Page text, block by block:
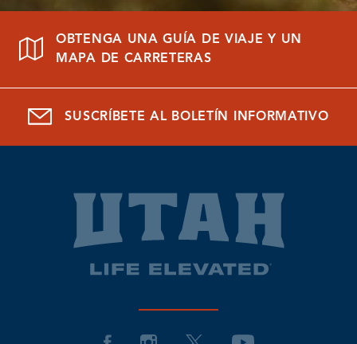
OBTENGA UNA GUÍA DE VIAJE Y UN
MAPA DE CARRETERAS
SUSCRÍBETE AL BOLETÍN INFORMATIVO